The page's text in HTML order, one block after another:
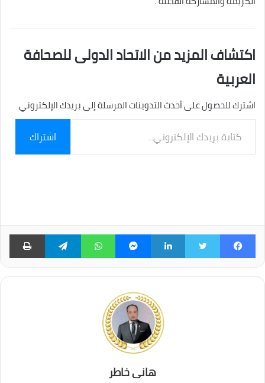
اكتشاف المزيد من الاتحاد الدولى للصحافة
العربية
اشترك للحصول على أحدث التدوينات المرسلة إلى بريدك الإلكتروني.
بريدك
الإلكتروني...
اشتراك
فيسبوك لينكدإن ماسنجر واتساب تيلقرام
هانى خاطر